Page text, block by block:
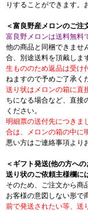
りすることができます。
＜富良野産メロンのご注
富良野メロンは送料無料
他の商品と同梱できませ
合、別途送料を頂戴しま
生もののため返品は受け
ねますので予めご了承く
送り状はメロンの箱に直
ちになる場合など、直接
ください。
明細票の送付先につきま
合は、メロンの箱の中に
悪い方はご連絡事項より
＜ギフト発送(他の方へ
送り状のご依頼主様欄に
そのため、ご注文から商
お客様の意図しない形で
前で発送されたい等、送